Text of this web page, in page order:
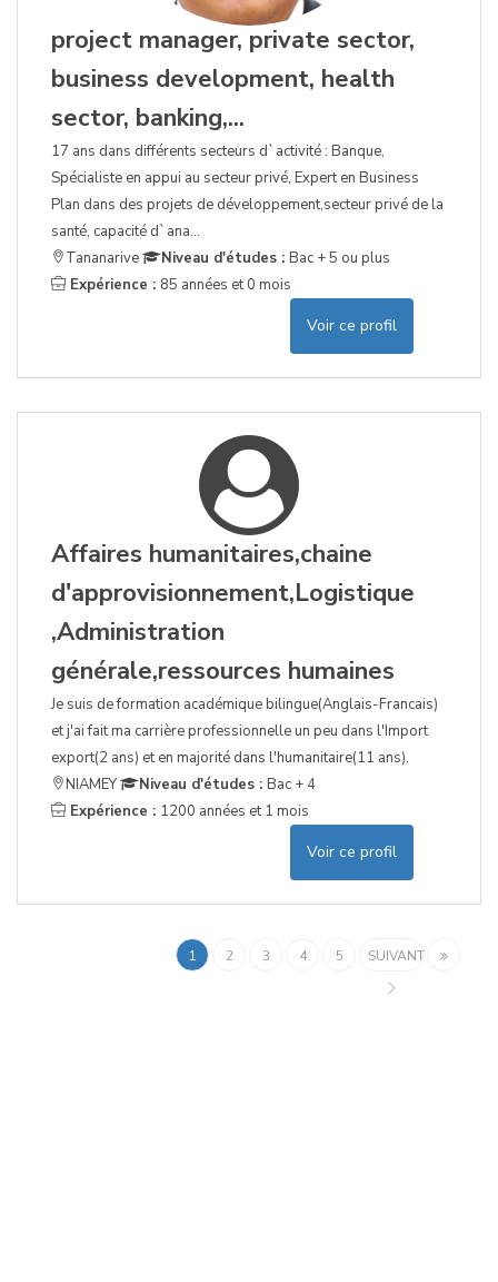
project manager, private sector,
business development, health
sector, banking,...
17 ans dans différents secteurs d`activité : Banque,
Spécialiste en appui au secteur privé, Expert en Business
Plan dans des projets de développement,secteur privé de la
santé, capacité d`ana...
Tananarive
Niveau d'études : Bac + 5 ou plus
Expérience : 85 années et 0 mois
Voir ce profil
Affaires humanitaires,chaine
d'approvisionnement,Logistique
,Administration
générale,ressources humaines
Je suis de formation académique bilingue(Anglais-Francais)
et j'ai fait ma carrière professionnelle un peu dans l'Import
export(2 ans) et en majorité dans l'humanitaire(11 ans).
NIAMEY
Niveau d'études : Bac + 4
Expérience : 1200 années et 1 mois
Voir ce profil
1 2 3 4 5 SUIVANT